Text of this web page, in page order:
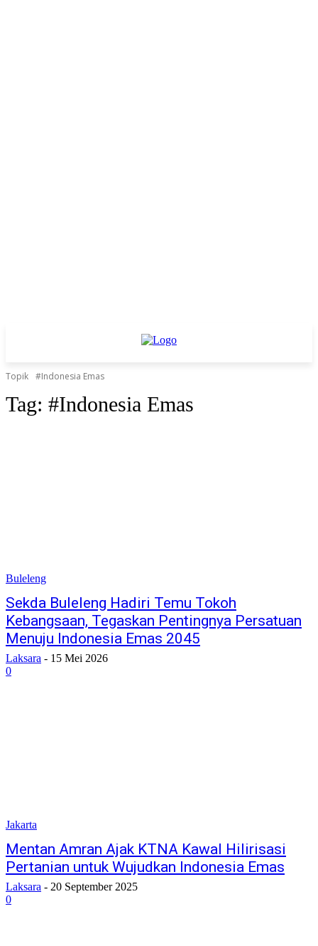
Topik #Indonesia Emas
Tag: #Indonesia Emas
Buleleng
Sekda Buleleng Hadiri Temu Tokoh
Kebangsaan, Tegaskan Pentingnya Persatuan
Menuju Indonesia Emas 2045
Laksara - 15 Mei 2026
0
Jakarta
Mentan Amran Ajak KTNA Kawal Hilirisasi
Pertanian untuk Wujudkan Indonesia Emas
Laksara - 20 September 2025
0